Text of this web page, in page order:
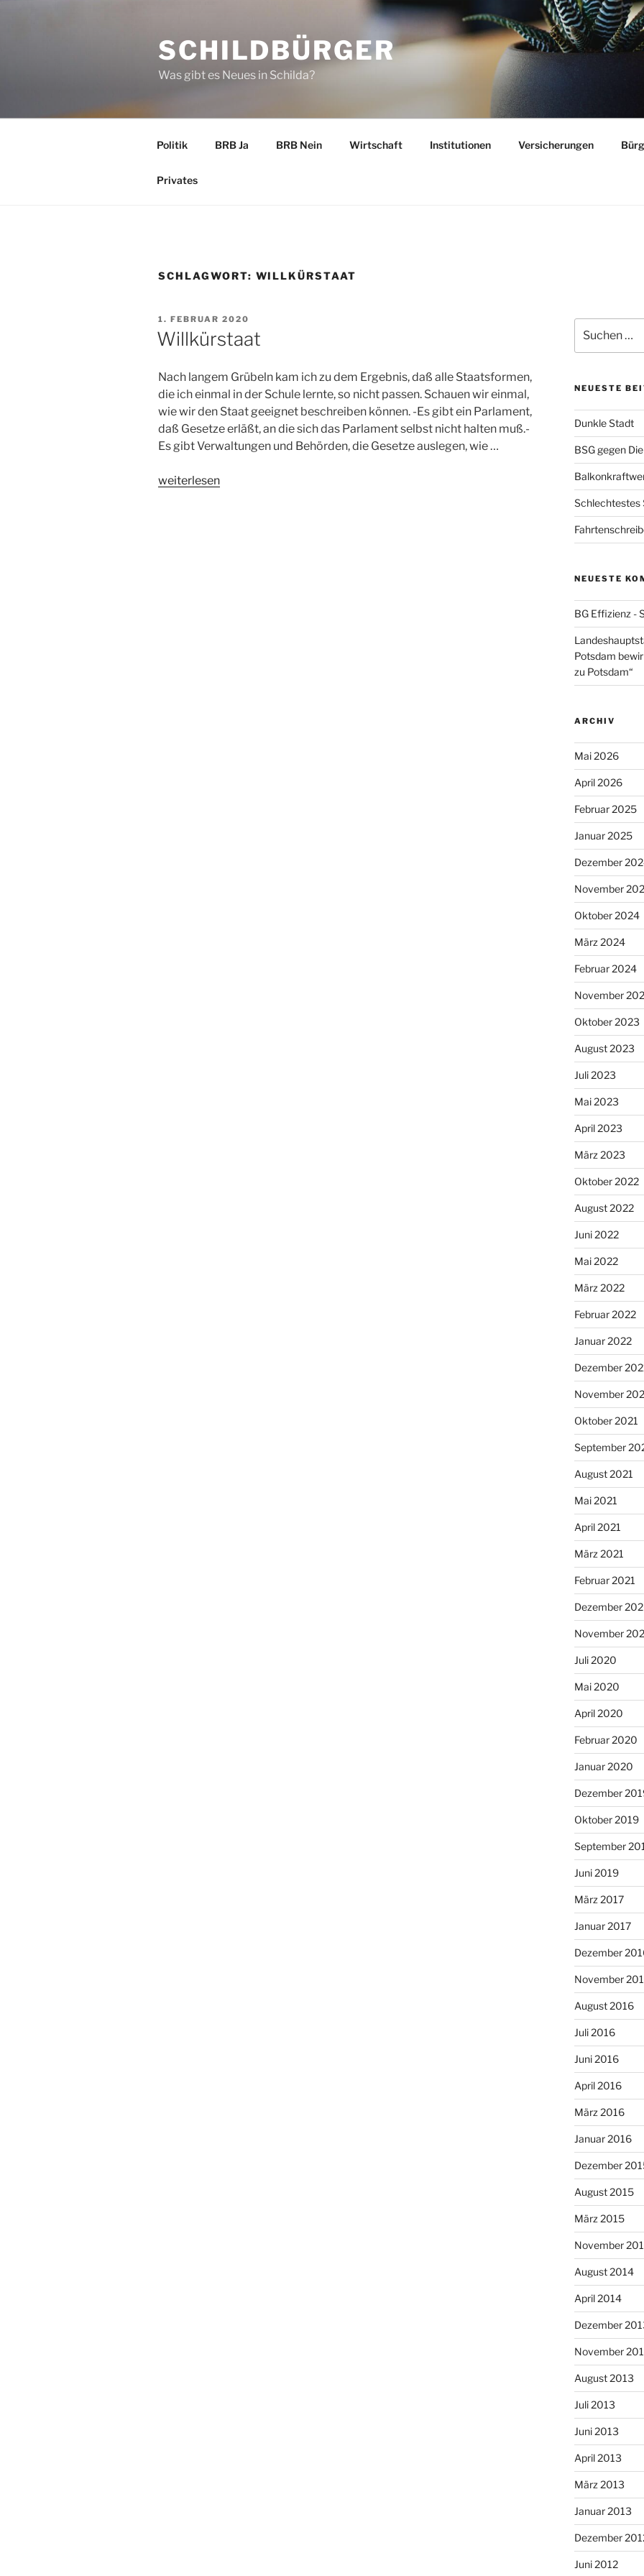
SCHILDBÜRGER
Was gibt es Neues in Schilda?
Politik BRB Ja BRB Nein Wirtschaft Institutionen Versicherungen
Privates
SCHLAGWORT: WILLKÜRSTAAT
VERÖFFENTLICHT
AM
1. FEBRUAR 2020
Willkürstaat
Nach langem Grübeln kam ich zu dem Ergebnis, daß alle Staatsformen,
die ich einmal in der Schule lernte, so nicht passen. Schauen wir einmal,
wie wir den Staat geeignet beschreiben können. -Es gibt ein Parlament,
daß Gesetze erläßt, an die sich das Parlament selbst nicht halten muß.-
Es gibt Verwaltungen und Behörden, die Gesetze auslegen, wie …
„Willkürstaat“
weiterlesen
nach:
NEUESTE
Dunkle Stadt
BSG gegen
Schlechtestes
NEUESTE
BG Effizienz -
Potsdam
zu Potsdam“
ARCHIV
Mai 2026
April 2026
Februar 2025
Januar 2025
Dezember
November
Oktober 2024
März 2024
Februar 2024
November
Oktober 2023
August 2023
Juli 2023
Mai 2023
April 2023
März 2023
Oktober 2022
August 2022
Juni 2022
Mai 2022
März 2022
Februar 2022
Januar 2022
Dezember
November
Oktober 2021
September
August 2021
Mai 2021
April 2021
März 2021
Februar 2021
Dezember
November
Juli 2020
Mai 2020
April 2020
Februar 2020
Januar 2020
Dezember
Oktober 2019
September
Juni 2019
März 2017
Januar 2017
Dezember
November
August 2016
Juli 2016
Juni 2016
April 2016
März 2016
Januar 2016
Dezember
August 2015
März 2015
November
August 2014
April 2014
Dezember
November
August 2013
Juli 2013
Juni 2013
April 2013
März 2013
Januar 2013
Dezember
Juni 2012